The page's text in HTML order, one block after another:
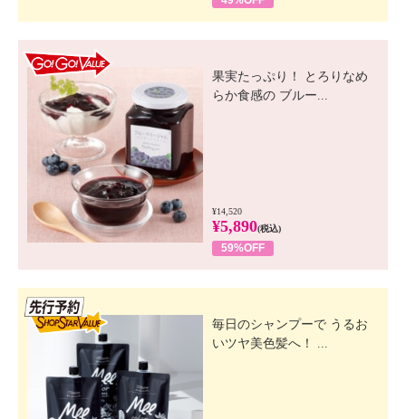
果実たっぷり！ とろりなめ
らか食感の ブルー...
¥14,520
¥5,890(税込)
59%OFF
毎日のシャンプーで うるお
いツヤ美色髪へ！ ...